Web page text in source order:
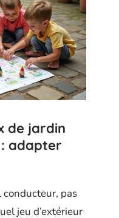
de jardin
adapter
pas
jeu d’extérieur